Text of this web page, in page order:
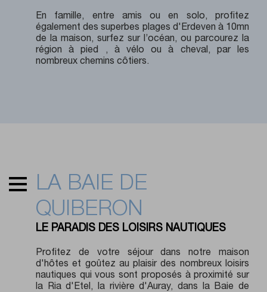
En famille, entre amis ou en solo, profitez
également des superbes plages d'Erdeven à 10mn
de la maison, surfez sur l’océan, ou parcourez la
région à pied , à vélo ou à cheval, par les
nombreux chemins côtiers.
LA BAIE DE
QUIBERON
LE PARADIS DES LOISIRS NAUTIQUES
Profitez de votre séjour dans notre maison
d'hôtes et goûtez au plaisir des nombreux loisirs
nautiques qui vous sont proposés à proximité sur
la Ria d'Etel, la rivière d'Auray, dans la Baie de